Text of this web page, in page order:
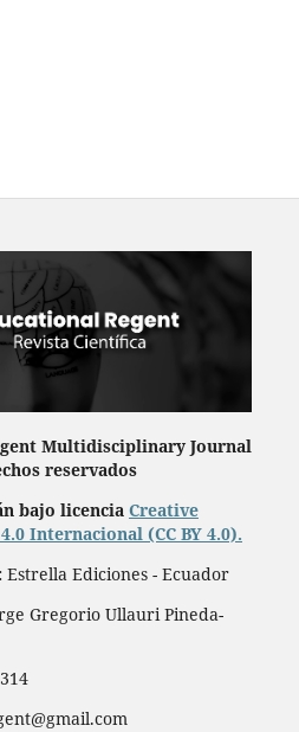
Multidisciplinary Journal
reservados
bajo licencia Creative
Internacional (CC BY 4.0).
Estrella Ediciones - Ecuador
Gregorio Ullauri Pineda-